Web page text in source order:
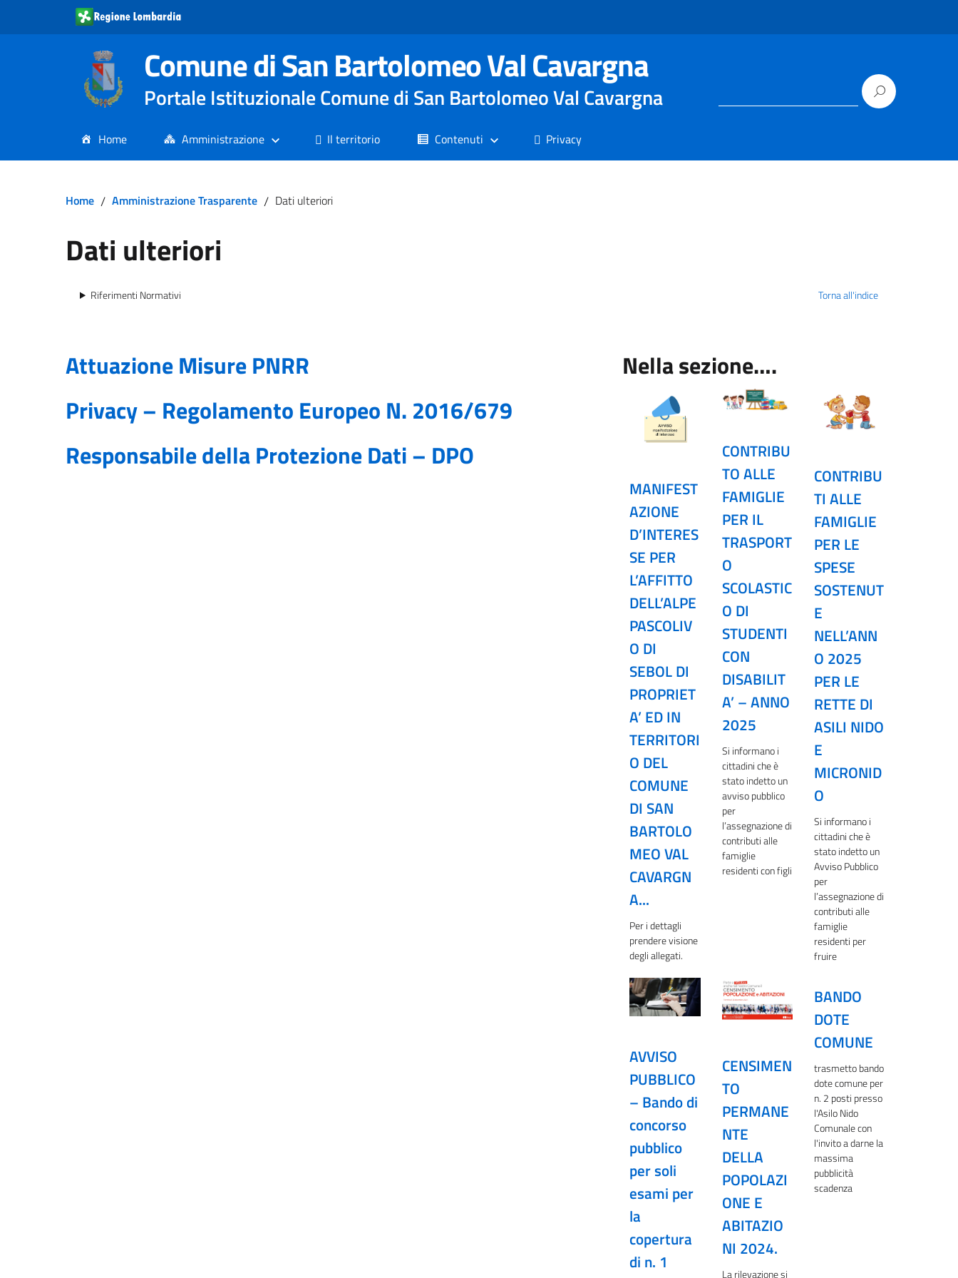
Comune di San Bartolomeo Val Cavargna
Portale Istituzionale Comune di San Bartolomeo Val Cavargna
Home Amministrazione Il territorio Contenuti Privacy
Home / Amministrazione Trasparente / Dati ulteriori
Dati ulteriori
Torna all'indice
Riferimenti Normativi
Attuazione Misure PNRR
Privacy – Regolamento Europeo N. 2016/679
Responsabile della Protezione Dati – DPO
Nella sezione….
MANIFEST
AZIONE
D’INTERES
SE PER
L’AFFITTO
DELL’ALPE
PASCOLIV
O DI
SEBOL DI
PROPRIET
A’ ED IN
TERRITORI
O DEL
COMUNE
DI SAN
BARTOLO
MEO VAL
CAVARGN
A...
Per i dettagli
prendere visione
degli allegati.
CONTRIBU
TO ALLE
FAMIGLIE
PER IL
TRASPORT
O
SCOLASTIC
O DI
STUDENTI
CON
DISABILIT
A’ – ANNO
2025
Si informano i
cittadini che è
stato indetto un
avviso pubblico
per
l’assegnazione di
contributi alle
famiglie
residenti con figli
CONTRIBU
TI ALLE
FAMIGLIE
PER LE
SPESE
SOSTENUT
E
NELL’ANN
O 2025
PER LE
RETTE DI
ASILI NIDO
E
MICRONID
O
Si informano i
cittadini che è
stato indetto un
Avviso Pubblico
per
l’assegnazione di
contributi alle
famiglie
residenti per
fruire
AVVISO
PUBBLICO
– Bando di
concorso
pubblico
per soli
esami per
la
copertura
di n. 1
CENSIMEN
TO
PERMANE
NTE
DELLA
POPOLAZI
ONE E
ABITAZIO
NI 2024.
La rilevazione si
BANDO
DOTE
COMUNE
trasmetto bando
dote comune per
n. 2 posti presso
l'Asilo Nido
Comunale con
l'invito a darne la
massima
pubblicità
scadenza